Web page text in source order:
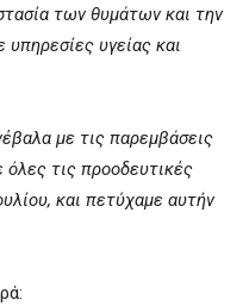
των θυμάτων και την
υγείας και
με τις παρεμβάσεις
όλες τις προοδευτικές
και πετύχαμε αυτήν